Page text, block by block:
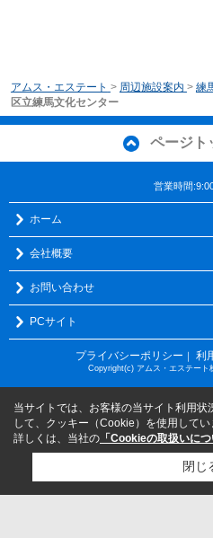
アムス・エステート > 周辺施設案内 > 練
区立練馬文化センター
ページト
営業時間
ホーム
会社概要
お問い合わせ
PCサイト
プライバシーポリシー ｜ 利
Copyright(c) アムス・エステート
当サイトでは、お客様の当サイト利用状
して、クッキー（Cookie）を使用してい
詳しくは、当社の 「Cookieの取扱いにつ
閉じ